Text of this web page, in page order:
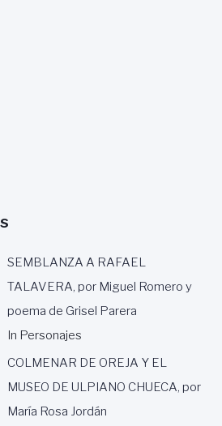
SEMBLANZA A RAFAEL
TALAVERA, por Miguel Romero y
poema de Grisel Parera
In Personajes
COLMENAR DE OREJA Y EL
MUSEO DE ULPIANO CHUECA, por
María Rosa Jordán